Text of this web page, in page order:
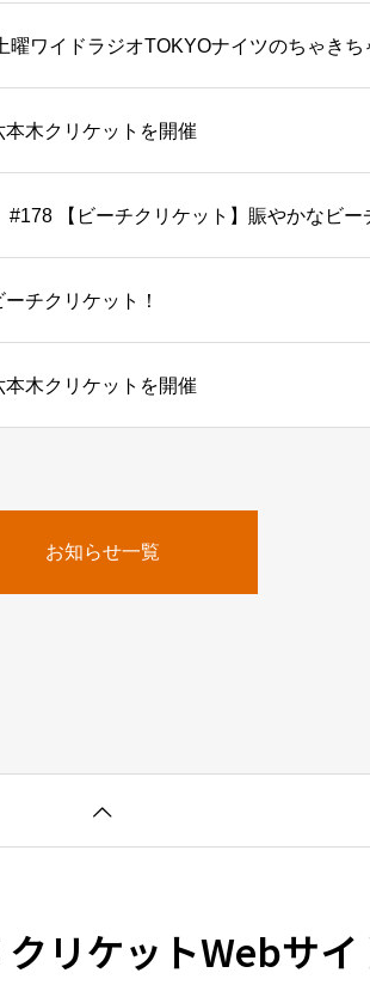
本木クリケットを開催
#178 【ビーチクリケット】賑やかなビ
チクリケット！
本木クリケットを開催
お知らせ一覧
リケットWebサイ